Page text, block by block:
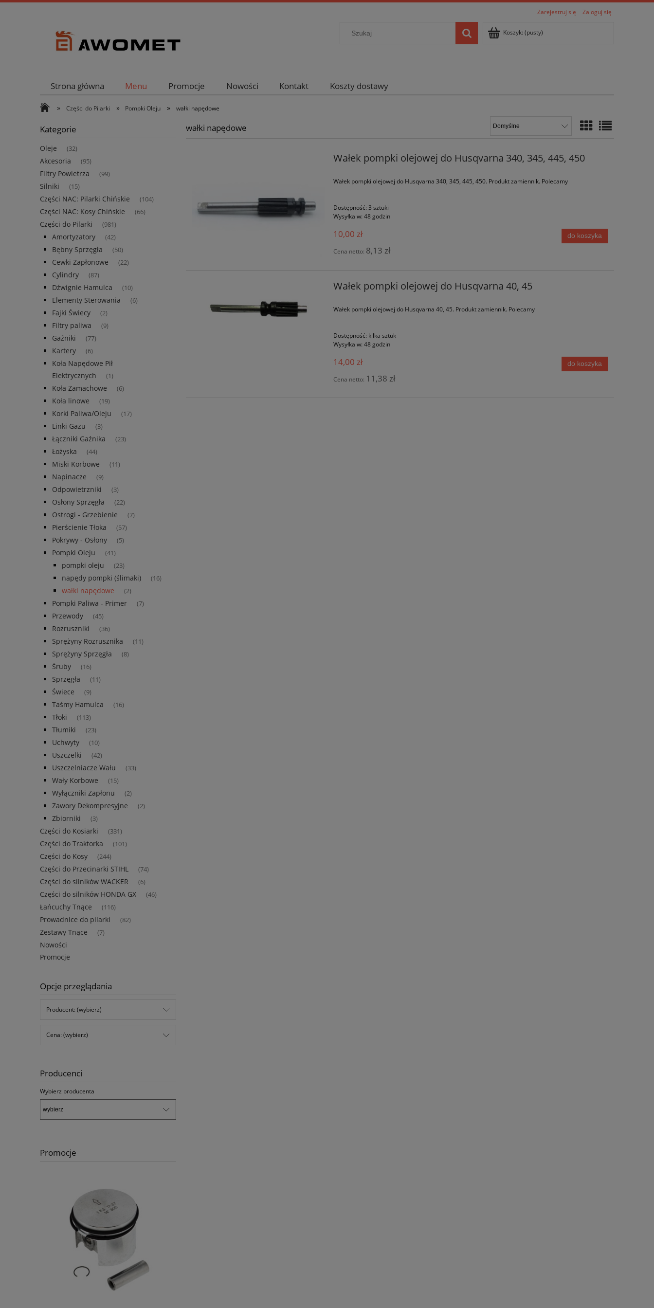
Zarejestruj się Zaloguj się
Koszyk: (pusty)
Strona główna Menu Promocje Nowości Kontakt Koszty dostawy
» Części do Pilarki » Pompki Oleju » wałki napędowe
Kategorie
Oleje (32)
Akcesoria (95)
Filtry Powietrza (99)
Silniki (15)
Części NAC: Pilarki Chińskie (104)
Części NAC: Kosy Chińskie (66)
Części do Pilarki (981)
Amortyzatory (42)
Bębny Sprzęgła (50)
Cewki Zapłonowe (22)
Cylindry (87)
Dźwignie Hamulca (10)
Elementy Sterowania (6)
Fajki Świecy (2)
Filtry paliwa (9)
Gaźniki (77)
Kartery (6)
Koła Napędowe Pił
Elektrycznych
(1)
Koła Zamachowe (6)
Koła linowe (19)
Korki Paliwa/Oleju (17)
Linki Gazu (3)
Łączniki Gaźnika (23)
Łożyska (44)
Miski Korbowe (11)
Napinacze (9)
Odpowietrzniki (3)
Osłony Sprzęgła (22)
Ostrogi - Grzebienie (7)
Pierścienie Tłoka (57)
Pokrywy - Osłony (5)
Pompki Oleju (41)
pompki oleju (23)
napędy pompki (ślimaki) (16)
wałki napędowe (2)
Pompki Paliwa - Primer (7)
Przewody (45)
Rozruszniki (36)
Sprężyny Rozrusznika (11)
Sprężyny Sprzęgła (8)
Śruby (16)
Sprzęgła (11)
Świece (9)
Taśmy Hamulca (16)
Tłoki (113)
Tłumiki (23)
Uchwyty (10)
Uszczelki (42)
Uszczelniacze Wału (33)
Wały Korbowe (15)
Wyłączniki Zapłonu (2)
Zawory Dekompresyjne (2)
Zbiorniki (3)
Części do Kosiarki (331)
Części do Traktorka (101)
Części do Kosy (244)
Części do Przecinarki STIHL (74)
Części do silników WACKER (6)
Części do silników HONDA GX (46)
Łańcuchy Tnące (116)
Prowadnice do pilarki (82)
Zestawy Tnące (7)
Nowości
Promocje
Opcje przeglądania
Producent: (wybierz)
Cena: (wybierz)
Producenci
Wybierz producenta
Promocje
wałki napędowe
Wałek pompki olejowej do Husqvarna 340, 345, 445, 450
Wałek pompki olejowej do Husqvarna 340, 345, 445, 450. Produkt zamiennik. Polecamy
Dostępność: 3 sztuki
Wysyłka w: 48 godzin
10,00 zł
Cena netto: 8,13 zł
do koszyka
Wałek pompki olejowej do Husqvarna 40, 45
Wałek pompki olejowej do Husqvarna 40, 45. Produkt zamiennik. Polecamy
Dostępność: kilka sztuk
Wysyłka w: 48 godzin
14,00 zł
Cena netto: 11,38 zł
do koszyka